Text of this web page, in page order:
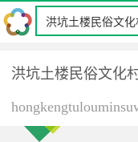
洪坑土楼民俗文化